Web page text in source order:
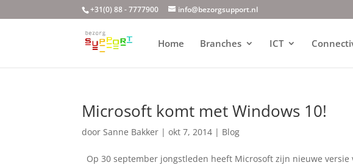
+31(0) 88 - 7777900 info@bezorgsupport.nl
Home Branches ICT
Microsoft komt met Windows 10!
doorSanne Bakker |okt 7, 2014 | Blog
Op 30 september jongstleden heeft Microsoft zijn nieuwe